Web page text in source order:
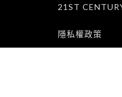
21ST
隱私權政策